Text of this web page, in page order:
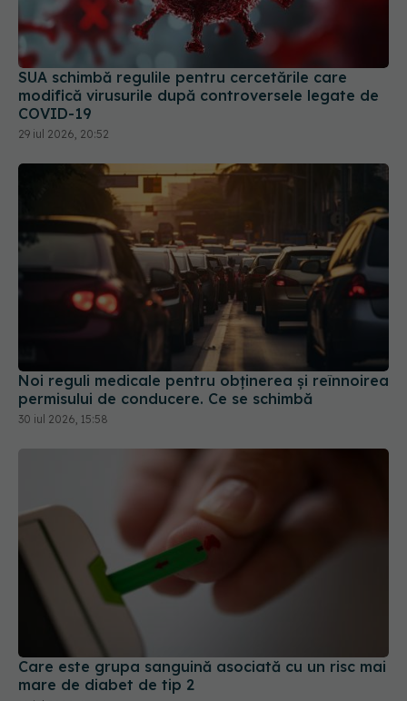
SUA schimbă regulile pentru cercetările care
modifică virusurile după controversele legate de
COVID-19
29 iul 2026, 20:52
Noi reguli medicale pentru obținerea și reînnoirea
permisului de conducere. Ce se schimbă
30 iul 2026, 15:58
Care este grupa sanguină asociată cu un risc mai
mare de diabet de tip 2